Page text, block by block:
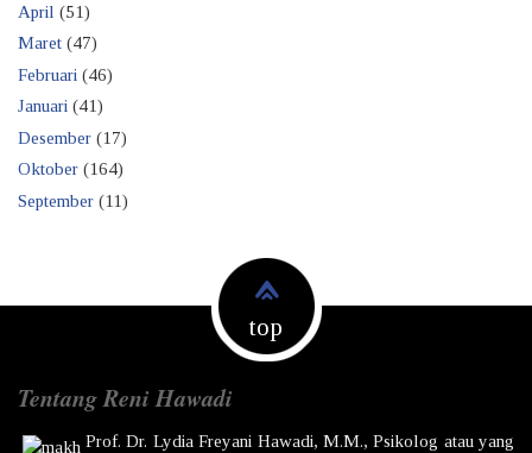
April (51)
Maret (47)
Februari (46)
Januari (41)
Desember (17)
Oktober (164)
September (11)
top
Tentang Reni Hawadi
Prof. Dr. Lydia Freyani Hawadi, M.M., Psikolog atau yang